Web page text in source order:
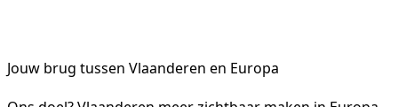
Jouw brug tussen Vlaanderen en Europa